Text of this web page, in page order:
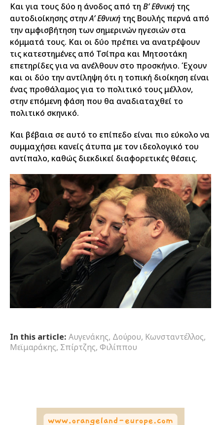
Και για τους δύο η άνοδος από τη Β’ Εθνική της
αυτοδιοίκησης στηνΑ’ Εθνική της Βουλής περνά από
την αμφισβήτηση των σημερινών ηγεσιών στα
κόμματά τους. Και οι δύο πρέπει να ανατρέψουν
τις κατεστημένες από Τσίπρα και Μητσοτάκη
επετηρίδες για να ανέλθουν στο προσκήνιο. Έχουν
και οι δύο την αντίληψη ότι η τοπική διοίκηση είναι
ένας προθάλαμος για το πολιτικό τους μέλλον,
στην επόμενη φάση που θα αναδιαταχθεί το
πολιτικό σκηνικό.
Και βέβαια σε αυτό το επίπεδο είναι πιο εύκολο να
συμμαχήσει κανείς άτυπα με τον ιδεολογικό του
αντίπαλο, καθώς διεκδικεί διαφορετικές θέσεις.
In this article: Αυγενάκης, Δούρου, Κωνσταντέλλος,
Μεϊμαράκης, Σπίρτζης, Φιλίππου